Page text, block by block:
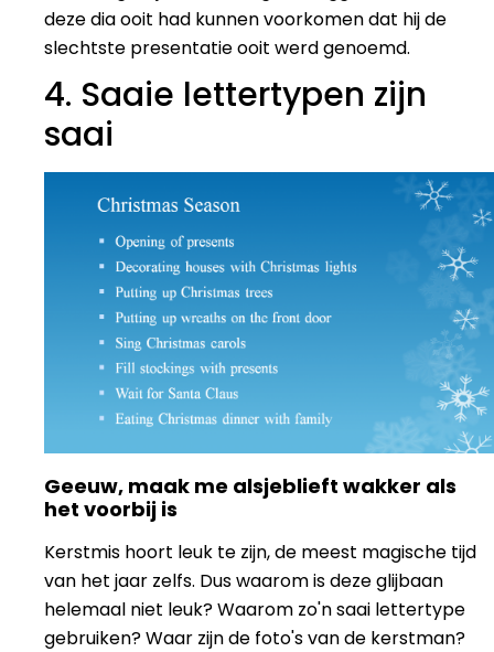
deze dia ooit had kunnen voorkomen dat hij de
slechtste presentatie ooit werd genoemd.
4. Saaie lettertypen zijn
saai
Geeuw, maak me alsjeblieft wakker als
het voorbij is
Kerstmis hoort leuk te zijn, de meest magische tijd
van het jaar zelfs. Dus waarom is deze glijbaan
helemaal niet leuk? Waarom zo'n saai lettertype
gebruiken? Waar zijn de foto's van de kerstman?